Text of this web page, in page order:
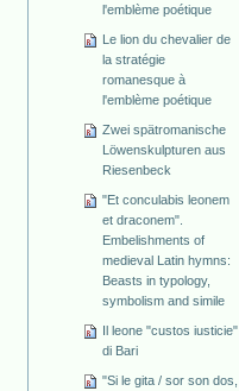
l'emblème poétique
Le lion du chevalier de
la stratégie
romanesque à
l'emblème poétique
Zwei spätromanische
Löwenskulpturen aus
Riesenbeck
"Et conculabis leonem
et draconem".
Embelishments of
medieval Latin hymns:
Beasts in typology,
symbolism and simile
Il leone "custos iusticie"
di Bari
"Si le gita / sor son dos,